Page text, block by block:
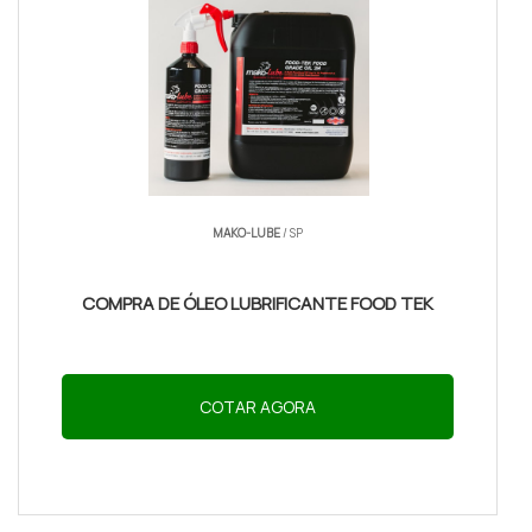
Detalhe explicado
Aplicação correta pode reduzir
rangidos em 10–15 dB, indicando
menor atrito nas juntas
risco de falha em estrada.
MAKO-LUBE/ SP
COMPRA DE ÓLEO LUBRIFICANTE FOOD TEK
COTAR AGORA